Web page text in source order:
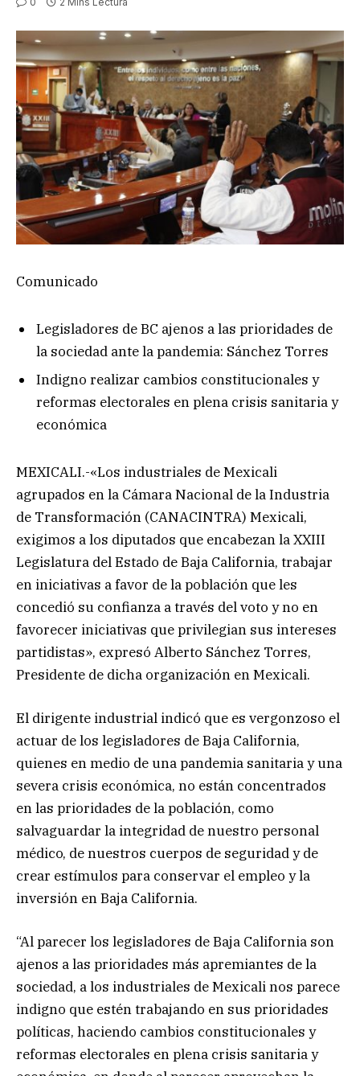
Comunicado
Legisladores de BC ajenos a las prioridades de
la sociedad ante la pandemia: Sánchez Torres
Indigno realizar cambios constitucionales y
reformas electorales en plena crisis sanitaria y
económica
MEXICALI.-«Los industriales de Mexicali
agrupados en la Cámara Nacional de la Industria
de Transformación (CANACINTRA) Mexicali,
exigimos a los diputados que encabezan la XXIII
Legislatura del Estado de Baja California, trabajar
en iniciativas a favor de la población que les
concedió su confianza a través del voto y no en
favorecer iniciativas que privilegian sus intereses
partidistas», expresó Alberto Sánchez Torres,
Presidente de dicha organización en Mexicali.
El dirigente industrial indicó que es vergonzoso el
actuar de los legisladores de Baja California,
quienes en medio de una pandemia sanitaria y una
severa crisis económica, no están concentrados
en las prioridades de la población, como
salvaguardar la integridad de nuestro personal
médico, de nuestros cuerpos de seguridad y de
crear estímulos para conservar el empleo y la
inversión en Baja California.
“Al parecer los legisladores de Baja California son
ajenos a las prioridades más apremiantes de la
sociedad, a los industriales de Mexicali nos parece
indigno que estén trabajando en sus prioridades
políticas, haciendo cambios constitucionales y
reformas electorales en plena crisis sanitaria y